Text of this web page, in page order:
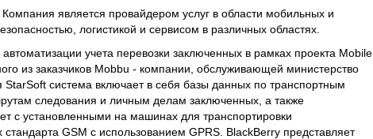
является провайдером услуг в области мобильных и
логистикой и сервисом в различных областях.
учета перевозки заключенных в рамках проекта Mobile
из заказчиков Mobbu - компании, обслуживающей министерство
система включает в себя базы данных по транспортным
следования и личным делам заключенных, а также
с установленными на машинах для транспортировки
GSM с использованием GPRS. BlackBerry представляет